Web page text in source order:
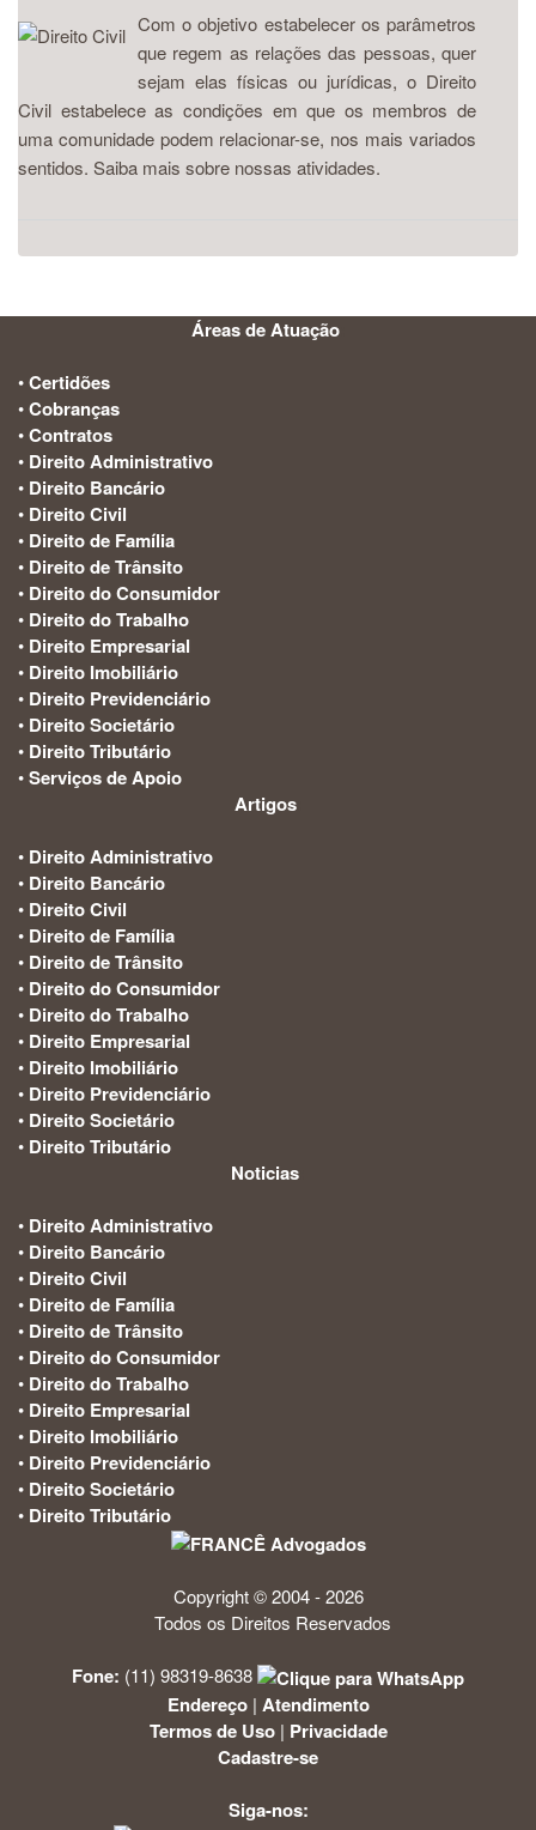
Com o objetivo estabelecer os parâmetros
que regem as relações das pessoas, quer
sejam elas físicas ou jurídicas, o Direito
Civil estabelece as condições em que os membros de
uma comunidade podem relacionar-se, nos mais variados
sentidos. Saiba mais sobre nossas atividades.
Áreas de Atuação:
•Certidões
•Cobranças
•Contratos
• Direito Administrativo
• Direito Bancário
• Direito Civil
• Direito de Família
• Direito de Trânsito
• Direito do Consumidor
• Direito do Trabalho
• Direito Empresarial
• Direito Imobiliário
• Direito Previdenciário
• Direito Societário
• Direito Tributário
•Serviços de Apoio
Artigos:
• Direito Administrativo
• Direito Bancário
• Direito Civil
• Direito de Família
• Direito de Trânsito
• Direito do Consumidor
• Direito do Trabalho
• Direito Empresarial
• Direito Imobiliário
• Direito Previdenciário
• Direito Societário
• Direito Tributário
Noticias
• Direito Administrativo
• Direito Bancário
• Direito Civil
• Direito de Família
• Direito de Trânsito
• Direito do Consumidor
• Direito do Trabalho
• Direito Empresarial
• Direito Imobiliário
• Direito Previdenciário
• Direito Societário
• Direito Tributário
Copyright © 2004 - 2026
Todos os Direitos Reservados
Fone: (11) 98319-8638
Endereço| Atendimento
Termos de Uso| Privacidade
Cadastre-se
Siga-nos: